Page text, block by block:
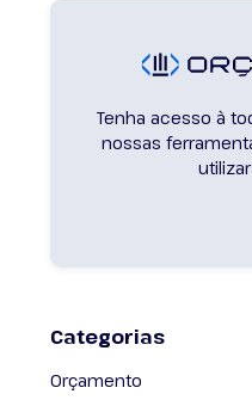
Tenha acesso à
nossas
Categorias
Orçamento